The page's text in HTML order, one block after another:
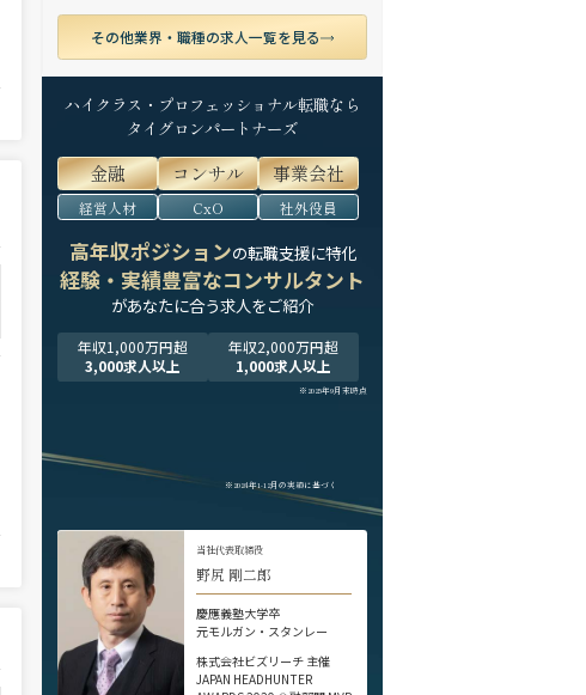
その他業界・職種の求人一覧を見る
ハイクラス・プロフェッショナル転職なら
タイグロンパートナーズ
金融 コンサル 事業会社
経営人材 CxO 社外役員
高年収ポジションの転職支援に特化
経験・実績豊富なコンサルタント
があなたに合う求人をご紹介
年収1,000万円超
3,000求人以上
年収2,000万円超
1,000求人以上
※2025年9月末時点
※2024年1-12月の実績に基づく
当社代表取締役
野尻 剛二郎
慶應義塾大学卒
元モルガン・スタンレー
株式会社ビズリーチ 主催
JAPAN HEADHUNTER